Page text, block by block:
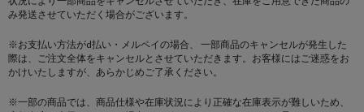
み発送させていただく場合がございます。
※お支払い方法がd払い・メルペイの場合、 一部商品のキャンセルが発生した
際は、ご注文全体をキャンセルとさせていただきます。お客様にはご迷惑をお
かけいたしますが、あらかじめご了承ください。
※一部の商品では、商品仕様や在庫状況により正確な在庫表示が難しいため、